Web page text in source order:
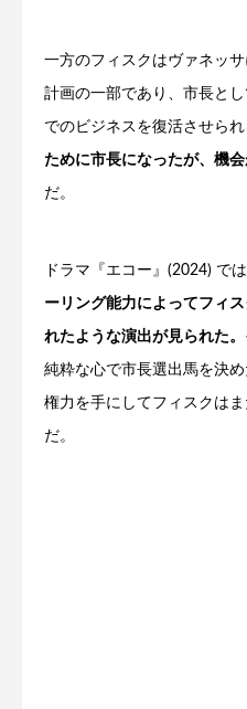
一方のフィスクはヴァネッ
計画の一部であり、市長と
でのビジネスを復活させられ
ために市長になったが、機
だ。
ドラマ『エコー』(2024) では
ーリング能力によってフィ
れたような演出が見られた。
純粋な心で市長選出馬を決
権力を手にしてフィスクは
だ。